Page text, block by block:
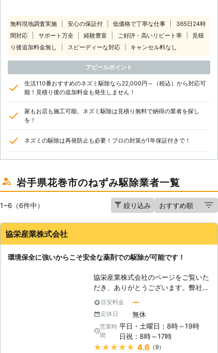
無料現地調査実施 安心の保証付 低価格で丁寧な仕事
365日24時
間対応
サポート万全 経験豊富 ご好評・高いリピート率
見積
り後追加料金無し
スピーディーな対応 キャンセル料なし
アピールポイント
生活110番おすすめのネズミ駆除なら22,000円～（税込）から対応可
能！見積り後の追加料金も発生しません！
家もお店も施工可能。ネズミ駆除は見積り無料で納得の業者を探し
を！
ネズミの駆除は再発防止も必要！プロの対策が1年保証付きで！
岩手県花巻市のねずみ駆除業者一覧
1~6（6件中） 絞り込み
協栄産業株式会社
環境保全に強いからこそ安全な薬剤での駆除が可能です！
協栄産業株式会社のページをご覧いた
だき、ありがとうございます。弊社で
は害獣、害虫駆除に用いる環境に配慮
した殺虫剤・防除剤の生産、卸販売な
どを行っております。また、害獣、害
虫の駆除作業も承っており、お客様の
住宅環境改善を全力でサポートさせて
いただいております。さらに、社員に
目安料金 ー
定休日 無休
営業時
間
平日・土曜日：8時～19時
日祝：8時～17時
★★★★★ 4.6 （9）